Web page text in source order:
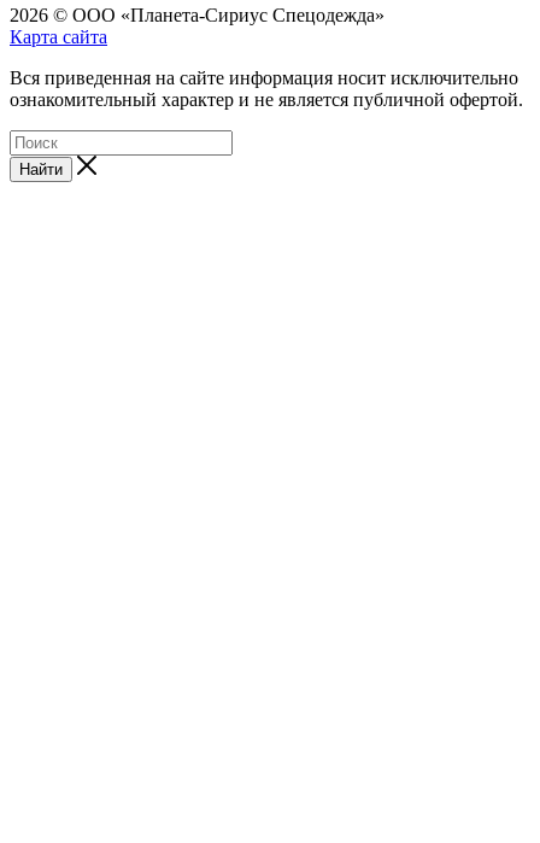
2026 © ООО «Планета-Сириус Спецодежда»
Карта сайта
Вся приведенная на сайте информация носит исключительно
ознакомительный характер и не является публичной офертой.
Найти